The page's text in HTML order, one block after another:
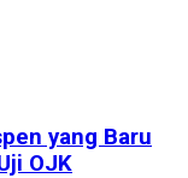
yang Baru
OJK